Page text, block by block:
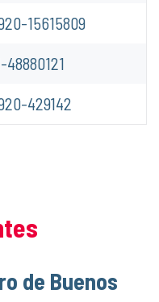
15615809
48880121
429142
de Buenos